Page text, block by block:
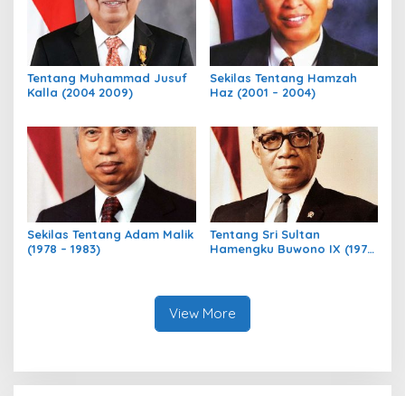
Tentang Muhammad Jusuf
Kalla (2004 2009)
Sekilas Tentang Hamzah
Haz (2001 – 2004)
Sekilas Tentang Adam Malik
(1978 – 1983)
Tentang Sri Sultan
Hamengku Buwono IX (1973
View More